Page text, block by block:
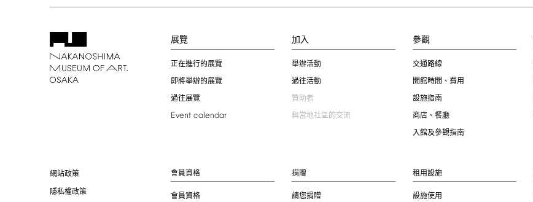
展覽
正在進行的展覽
即將舉辦的展覽
過往展覽
Event calendar
加入
舉辦活動
過往活動
贊助者
與當地社區的交流
參觀
交通路線
開館時間、費用
設施指南
商店、餐廳
入館及參觀指南
網站政策
隱私權政策
會員資格
會員資格
捐贈
請您捐贈
租用設施
設施使用